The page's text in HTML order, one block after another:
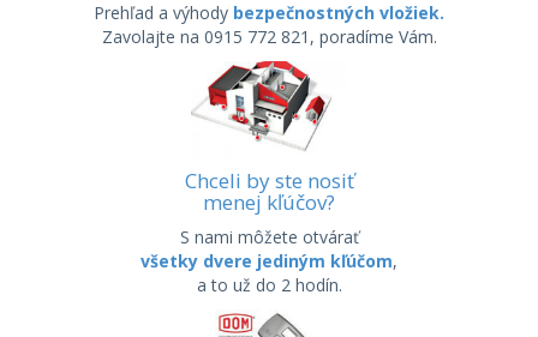
Prehľad a výhody bezpečnostných vložiek.
Zavolajte na 0915 772 821, poradíme Vám.
Chceli by ste nosiť
menej kľúčov?
S nami môžete otvárať
všetky dvere jediným kľúčom,
a to už do 2 hodín.